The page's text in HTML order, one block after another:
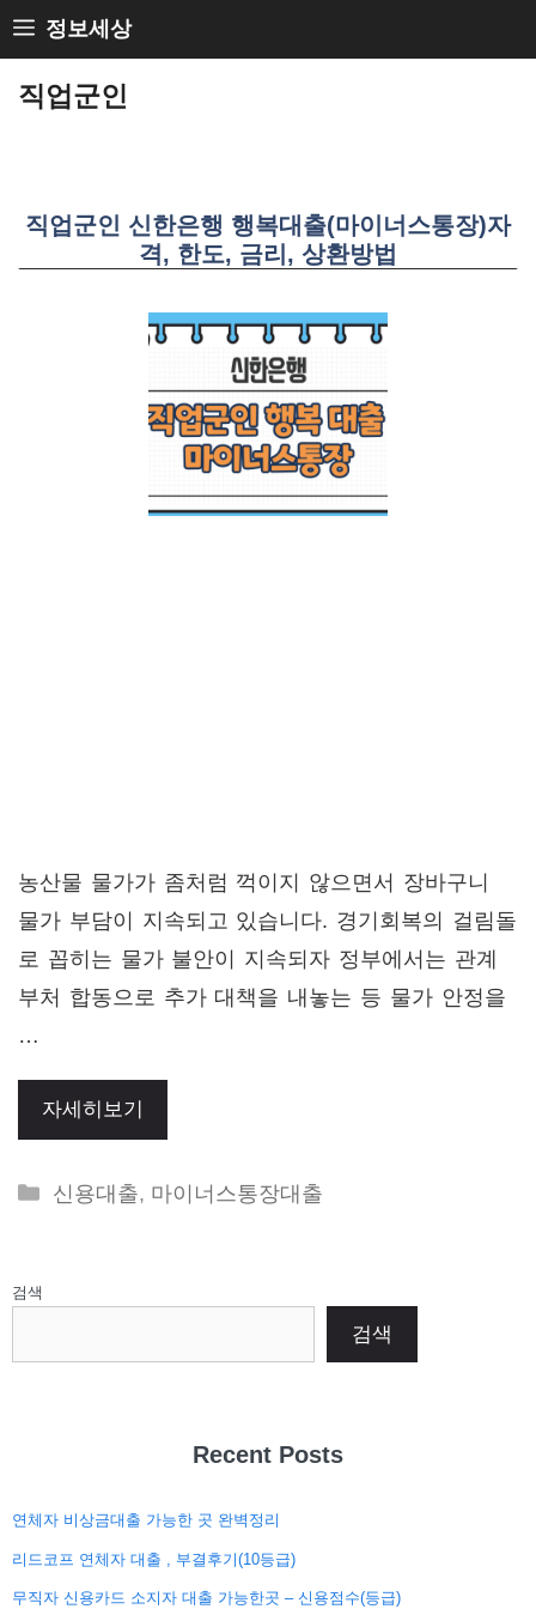
Skip
to
content
정보세상
직업군인
직업군인 신한은행 행복대출(마이너스통장)자
격, 한도, 금리, 상환방법
농산물 물가가 좀처럼 꺽이지 않으면서 장바구니
물가 부담이 지속되고 있습니다. 경기회복의 걸림돌
로 꼽히는 물가 불안이 지속되자 정부에서는 관계
부처 합동으로 추가 대책을 내놓는 등 물가 안정을
…
자세히보기
Categories
신용대출, 마이너스통장대출
검색
검색
Recent Posts
연체자 비상금대출 가능한 곳 완벽정리
리드코프 연체자 대출 , 부결후기(10등급)
무직자 신용카드 소지자 대출 가능한곳 – 신용점수(등급)